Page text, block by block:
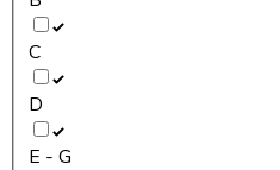
C
D
E - G